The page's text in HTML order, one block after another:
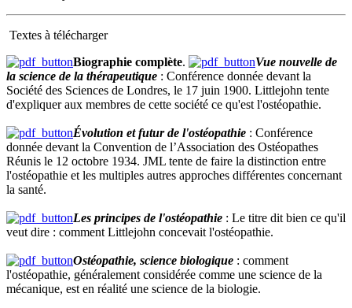
Textes à télécharger
Biographie complète.
Vue nouvelle de
la science de la thérapeutique : Conférence donnée devant la
Société des Sciences de Londres, le 17 juin 1900. Littlejohn tente
d'expliquer aux membres de cette société ce qu'est l'ostéopathie.
Évolution et futur de l'ostéopathie : Conférence
donnée devant la Convention de l’Association des Ostéopathes
Réunis le 12 octobre 1934. JML tente de faire la distinction entre
l'ostéopathie et les multiples autres approches différentes concernant
la santé.
Les principes de l'ostéopathie : Le titre dit bien ce qu'il
veut dire : comment Littlejohn concevait l'ostéopathie.
Ostéopathie, science biologique : comment
l'ostéopathie, généralement considérée comme une science de la
mécanique, est en réalité une science de la biologie.